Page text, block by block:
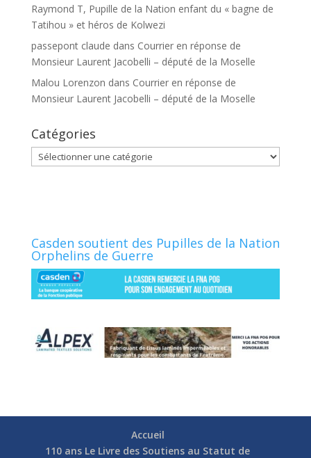
Raymond T, Pupille de la Nation enfant du « bagne de
Tatihou » et héros de Kolwezi
passepont claude dans Courrier en réponse de
Monsieur Laurent Jacobelli – député de la Moselle
Malou Lorenzon dans Courrier en réponse de
Monsieur Laurent Jacobelli – député de la Moselle
Catégories
Catégories
Casden soutient des Pupilles de la Nation
Orphelins de Guerre
Accueil
110 ans Le Livre des Soutiens au Statut de